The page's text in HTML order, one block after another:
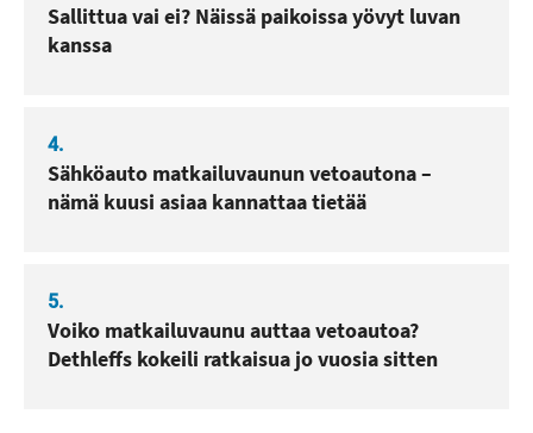
Sallittua vai ei? Näissä paikoissa yövyt luvan
kanssa
4.
Sähköauto matkailuvaunun vetoautona –
nämä kuusi asiaa kannattaa tietää
5.
Voiko matkailuvaunu auttaa vetoautoa?
Dethleffs kokeili ratkaisua jo vuosia sitten